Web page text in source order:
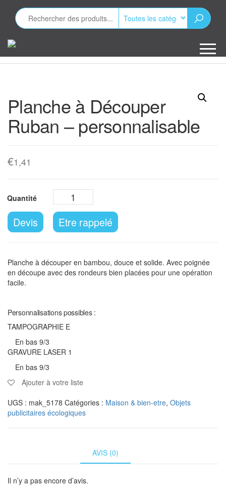
contenu
publicitaires
Planche à Découper
Ruban – personnalisable
€1,41
Devis Etre rappelé
Planche à découper en bambou, douce et solide. Avec poignée
en découpe avec des rondeurs bien placées pour une opération
facile.
Personnalisations possibles :
TAMPOGRAPHIE E
En bas 9/3
GRAVURE LASER 1
En bas 9/3
Ajouter à votre liste
UGS : mak_5178 Catégories : Maison & bien-etre, Objets
publicitaires écologiques
AVIS (0)
Il n’y a pas encore d’avis.